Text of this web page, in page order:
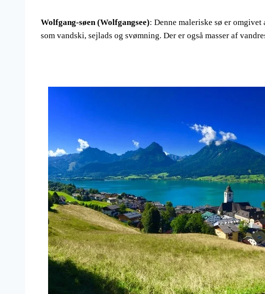
Wolfgang-søen (Wolfgangsee): Denne maleriske sø er
som vandski, sejlads og svømning. Der er også masser af